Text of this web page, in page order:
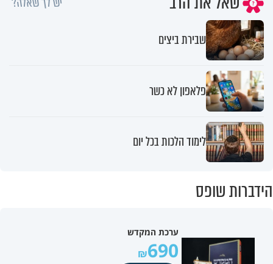
שבירת ביצים
פלאפון לא כשר
לימוד הלכות בכל יום
הידברות שופס
ערכת המקדש
690